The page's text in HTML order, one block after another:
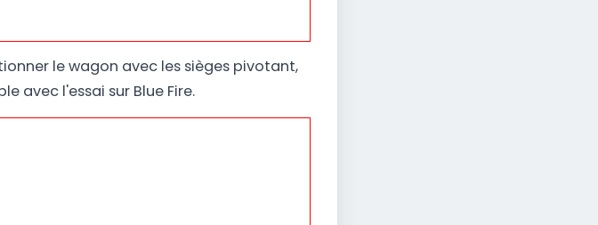
le wagon avec les sièges pivotant,
avec l'essai sur Blue Fire.